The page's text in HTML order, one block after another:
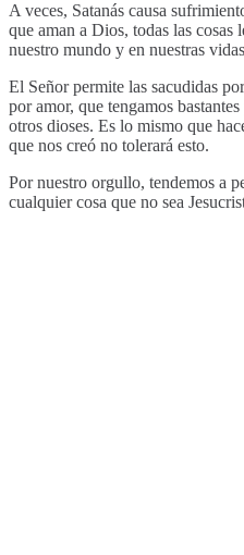
A veces, Satanás causa
que aman a Dios, todas las
nuestro mundo y en nuestras
El Señor permite las sacudidas
por amor, que tengamos
otros dioses. Es lo mismo que
que nos creó no tolerará esto.
Por nuestro orgullo, tendemos a
cualquier cosa que no sea